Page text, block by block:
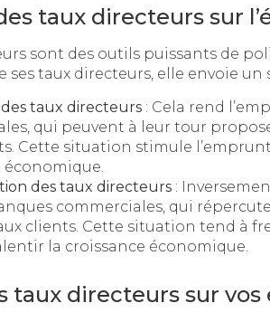
taux directeurs sur
sont des outils puissants de
ses taux directeurs, elle envoie un
taux directeurs : Cela rend
qui peuvent à leur tour
Cette situation stimule
économique.
des taux directeurs :
commerciales, qui
clients. Cette situation tend à
la croissance économique.
taux directeurs sur